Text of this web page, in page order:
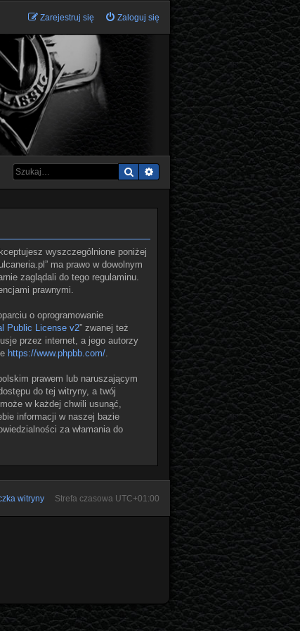
Zaloguj się
Zarejestruj się
Szukaj Wyszukiwanie zaawansowane
wyszczególnione poniżej
ma prawo w dowolnym
zaglądali do tego regulaminu.
prawnymi.
o oprogramowanie
Public License v2” zwanej też
przez internet, a jego autorzy
https://www.phpbb.com/.
prawem lub naruszającym
do tej witryny, a twój
w każdej chwili usunąć,
informacji w naszej bazie
za włamania do
Strefa czasowa UTC+01:00
witryny